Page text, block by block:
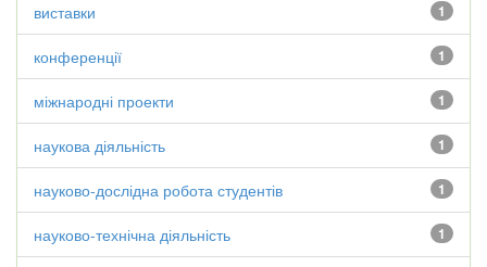
1
виставки
1
конференції
1
міжнародні проекти
1
наукова діяльність
1
науково-дослідна робота студентів
1
науково-технічна діяльність